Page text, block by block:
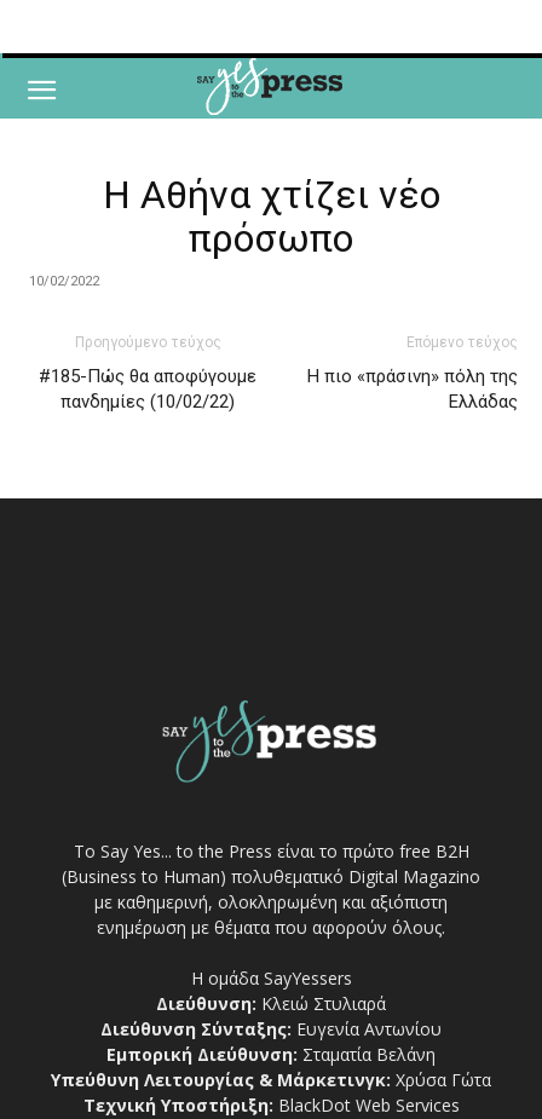
H Aθήνα χτίζει νέο
πρόσωπο
10/02/2022
Προηγούμενο τεύχος
#185-Πώς θα αποφύγουμε
πανδημίες (10/02/22)
Επόμενο τεύχος
Η πιο «πράσινη» πόλη της
Ελλάδας
Το Say Yes... to the Press είναι το πρώτο free Β2Η
(Business to Human) πολυθεματικό Digital Magazino
με καθημερινή, ολοκληρωμένη και αξιόπιστη
ενημέρωση με θέματα που αφορούν όλους.
Η ομάδα SayYessers
Διεύθυνση: Κλειώ Στυλιαρά
Διεύθυνση Σύνταξης: Ευγενία Αντωνίου
Εμπορική Διεύθυνση: Σταματία Βελάνη
Υπεύθυνη Λειτουργίας & Μάρκετινγκ: Χρύσα Γώτα
Τεχνική Υποστήριξη: BlackDot Web Services